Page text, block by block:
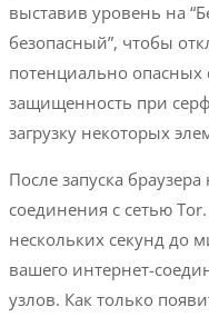
выставив уровень на
безопасный”, чтобы
потенциально опасных
защищенность при
загрузку некоторых
После запуска
соединения с сетью
нескольких секунд до
вашего интернет-
узлов. Как только